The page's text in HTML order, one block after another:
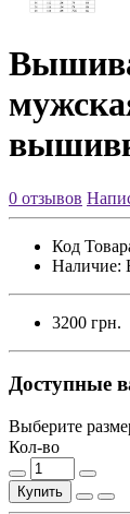
0 отзывов
Код
Наличие:
3200 грн.
Доступные
Выберите
Кол-во
Купить